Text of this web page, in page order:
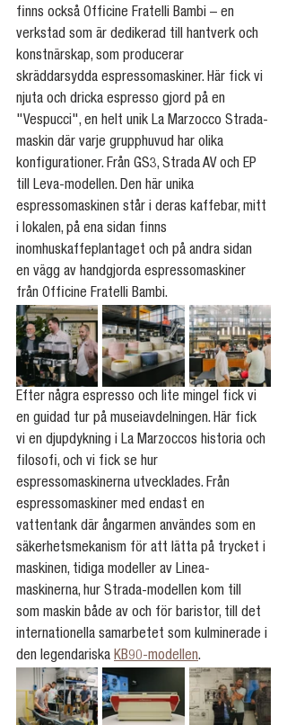
finns också Officine Fratelli Bambi – en
verkstad som är dedikerad till hantverk och
konstnärskap, som producerar
skräddarsydda espressomaskiner. Här fick vi
njuta och dricka espresso gjord på en
"Vespucci", en helt unik La Marzocco Strada-
maskin där varje grupphuvud har olika
konfigurationer. Från GS3, Strada AV och EP
till Leva-modellen. Den här unika
espressomaskinen står i deras kaffebar, mitt
i lokalen, på ena sidan finns
inomhuskaffeplantaget och på andra sidan
en vägg av handgjorda espressomaskiner
från Officine Fratelli Bambi.
Efter några espresso och lite mingel fick vi
en guidad tur på museiavdelningen. Här fick
vi en djupdykning i La Marzoccos historia och
filosofi, och vi fick se hur
espressomaskinerna utvecklades. Från
espressomaskiner med endast en
vattentank där ångarmen användes som en
säkerhetsmekanism för att lätta på trycket i
maskinen, tidiga modeller av Linea-
maskinerna, hur Strada-modellen kom till
som maskin både av och för baristor, till det
internationella samarbetet som kulminerade i
den legendariska KB90-modellen.